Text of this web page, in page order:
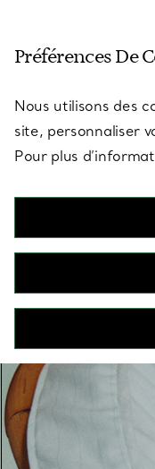
Préférences De
Nous utilisons des
site, personnaliser
Pour plus